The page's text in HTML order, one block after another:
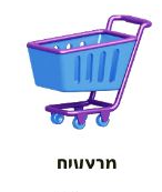
אורטופדיה
מבצעים